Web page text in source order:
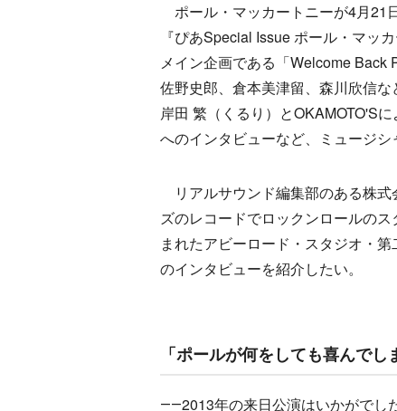
ポール・マッカートニーが4月21
『ぴあSpecial Issue ポール・マッ
メイン企画である「Welcome Back
佐野史郎、倉本美津留、森川欣信な
岸田 繁（くるり）とOKAMOTO'S
へのインタビューなど、ミュージシ
リアルサウンド編集部のある株
ズのレコードでロックンロールの
まれたアビーロード・スタジオ・
のインタビューを紹介したい。
「ポールが何をしても喜んでし
――2013年の来日公演はいかがでした